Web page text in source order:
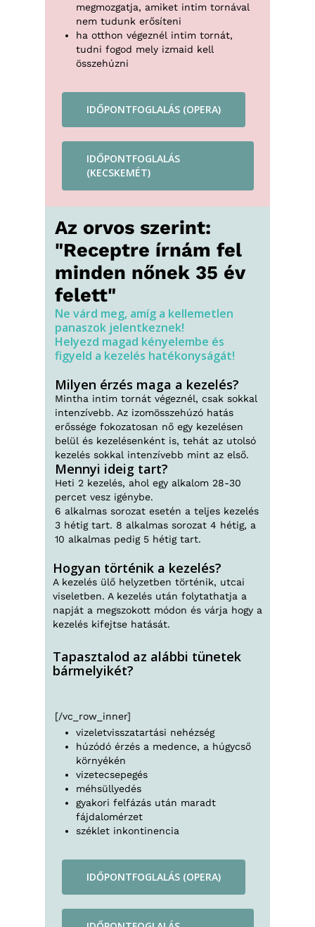
megmozgatja, amiket intim tornával
nem tudunk erősíteni
ha otthon végeznél intim tornát,
tudni fogod mely izmaid kell
összehúzni
IDŐPONTFOGLALÁS (OPERA)
IDŐPONTFOGLALÁS
(KECSKEMÉT)
Az orvos szerint:
"Receptre írnám fel
minden nőnek 35 év
felett"
Ne várd meg, amíg a kellemetlen
panaszok jelentkeznek!
Helyezd magad kényelembe és
figyeld a kezelés hatékonyságát!
Milyen érzés maga a kezelés?
Mintha intim tornát végeznél, csak sokkal
intenzívebb. Az izomösszehúzó hatás
erőssége fokozatosan nő egy kezelésen
belül és kezelésenként is, tehát az utolsó
kezelés sokkal intenzívebb mint az első.
Mennyi ideig tart?
Heti 2 kezelés, ahol egy alkalom 28-30
percet vesz igénybe.
6 alkalmas sorozat esetén a teljes kezelés
3 hétig tart. 8 alkalmas sorozat 4 hétig, a
10 alkalmas pedig 5 hétig tart.
Hogyan történik a kezelés?
A kezelés ülő helyzetben történik, utcai
viseletben. A kezelés után folytathatja a
napját a megszokott módon és várja hogy a
kezelés kifejtse hatását.
Tapasztalod az alábbi tünetek
bármelyikét?
[/vc_row_inner]
vizeletvisszatartási nehézség
húzódó érzés a medence, a húgycső
környékén
vizetecsepegés
méhsüllyedés
gyakori felfázás után maradt
fájdalomérzet
széklet inkontinencia
IDŐPONTFOGLALÁS (OPERA)